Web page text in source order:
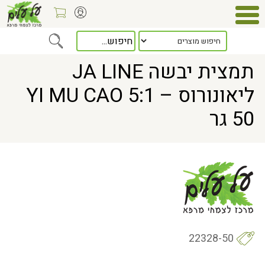
> תמצית יבשה JA LINE ליאונורוס YI MU CAO 5:1 – 50 גר
תמצית יבשה JA LINE
ליאונורוס YI MU CAO 5:1 –
50 גר
22328-50